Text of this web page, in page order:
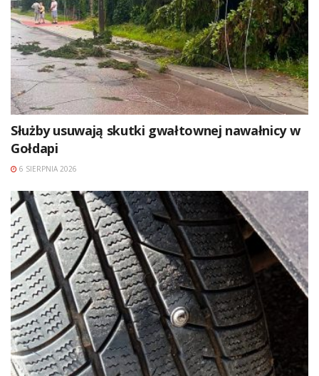
Służby usuwają skutki gwałtownej nawałnicy w
Gołdapi
6 SIERPNIA 2026